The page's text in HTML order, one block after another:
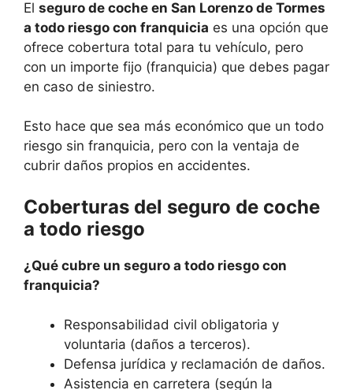
El seguro de coche en San Lorenzo de Tormes
a todo riesgo con franquicia es una opción que
ofrece cobertura total para tu vehículo, pero
con un importe fijo (franquicia) que debes pagar
en caso de siniestro.
Esto hace que sea más económico que un todo
riesgo sin franquicia, pero con la ventaja de
cubrir daños propios en accidentes.
Coberturas del seguro de coche
a todo riesgo
¿Qué cubre un seguro a todo riesgo con
franquicia?
Responsabilidad civil obligatoria y
voluntaria (daños a terceros).
Defensa jurídica y reclamación de daños.
Asistencia en carretera (según la